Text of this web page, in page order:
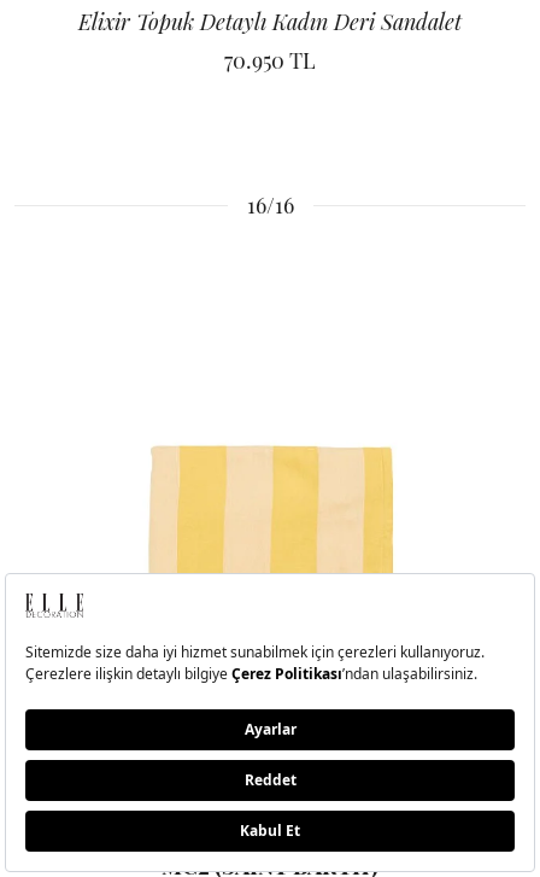
Elixir Topuk Detaylı Kadın Deri Sandalet
70.950 TL
16/16
MC2 (SAINT BARTH)